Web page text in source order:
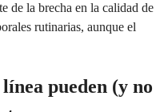
de la brecha en la calidad de
rutinarias, aunque el
pueden (y no